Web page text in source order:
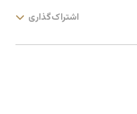
اشتراک‌گذاری